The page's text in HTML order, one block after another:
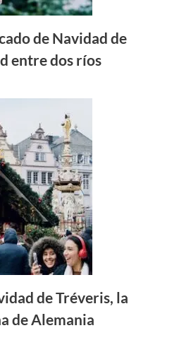
de Navidad de
entre dos ríos
de Tréveris, la
de Alemania